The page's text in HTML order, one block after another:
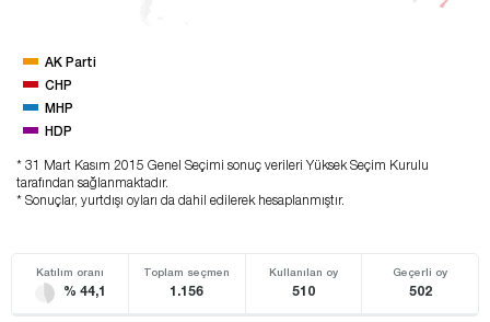
AK Parti
CHP
MHP
HDP
* 31 Mart Kasım 2015 Genel Seçimi sonuç verileri Yüksek Seçim Kurulu
tarafından sağlanmaktadır.
* Sonuçlar, yurtdışı oyları da dahil edilerek hesaplanmıştır.
Katılım oranı
% 44,1
Toplam seçmen
1.156
Kullanılan oy
510
Geçerli oy
502